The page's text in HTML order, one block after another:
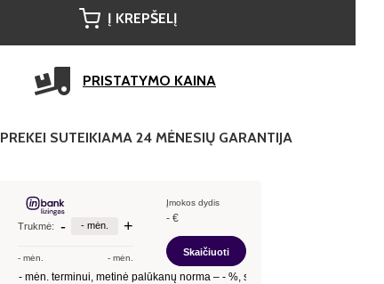
Į KREPŠELĮ
PRISTATYMO KAINA
PREKEI SUTEIKIAMA 24 MĖNESIŲ GARANTIJA